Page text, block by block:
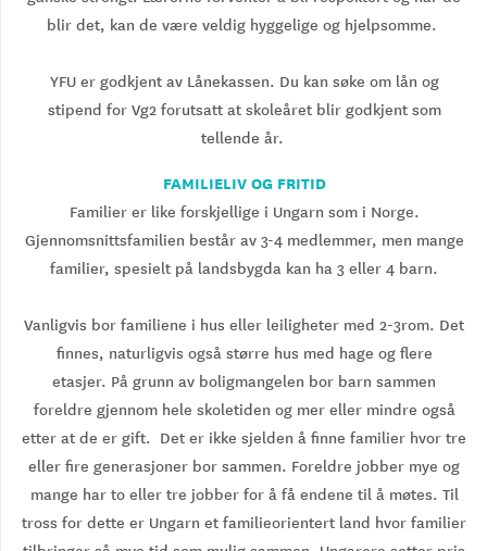
blir det, kan de være veldig hyggelige og hjelpsomme.
YFU er godkjent av Lånekassen. Du kan søke om lån og
stipend for Vg2 forutsatt at skoleåret blir godkjent som
tellende år.
FAMILIELIV OG FRITID
Familier er like forskjellige i Ungarn som i Norge.
Gjennomsnittsfamilien består av 3-4 medlemmer, men mange
familier, spesielt på landsbygda kan ha 3 eller 4 barn.
Vanligvis bor familiene i hus eller leiligheter med 2-3rom. Det
finnes, naturligvis også større hus med hage og flere
etasjer. På grunn av boligmangelen bor barn sammen
foreldre gjennom hele skoletiden og mer eller mindre også
etter at de er gift. Det er ikke sjelden å finne familier hvor tre
eller fire generasjoner bor sammen. Foreldre jobber mye og
mange har to eller tre jobber for å få endene til å møtes. Til
tross for dette er Ungarn et familieorientert land hvor familier